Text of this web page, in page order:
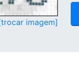
imagem]